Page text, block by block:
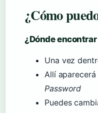
¿Cómo
¿Dónde
Una vez
Allí
Password
Puedes